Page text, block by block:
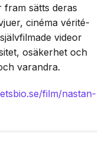
sätts deras
cinéma vérité-
videor
osäkerhet och
varandra.
film/nastan-